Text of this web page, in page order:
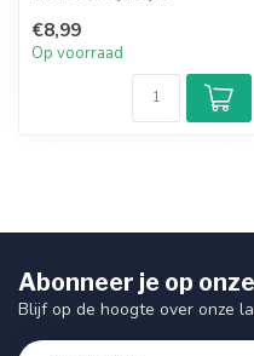
geformuleerd me...
€8,99
Op voorraad
Abonneer je op
Blijf op de hoogte over onze